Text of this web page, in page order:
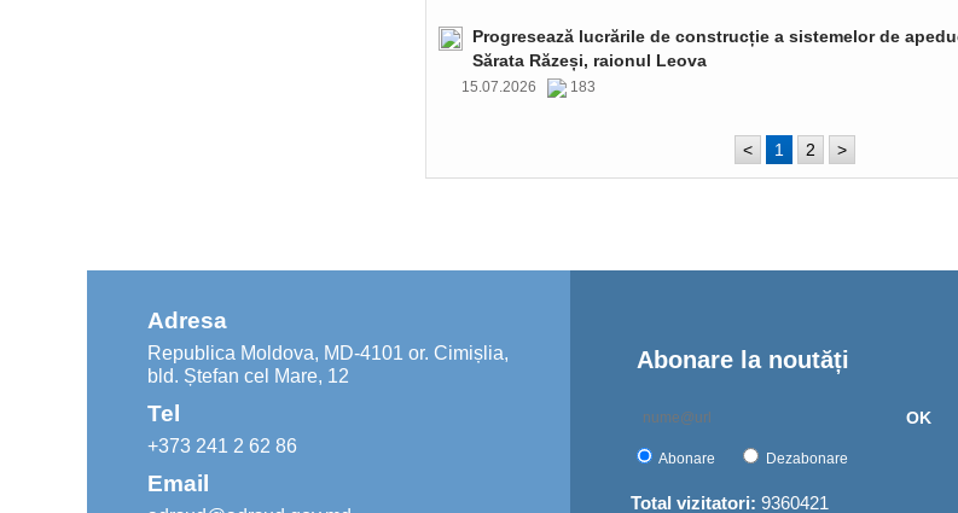
Progresează lucrările de construcție a sistemelor de
Sărata Răzeși, raionul Leova
15.07.2026 183
< 1 2 >
Adresa
Republica Moldova, MD-4101 or. Cimișlia,
bld. Ștefan cel Mare, 12
Tel
+373 241 2 62 86
Email
Abonare la noutăți
OK
Abonare Dezabonare
Total vizitatori: 9360421